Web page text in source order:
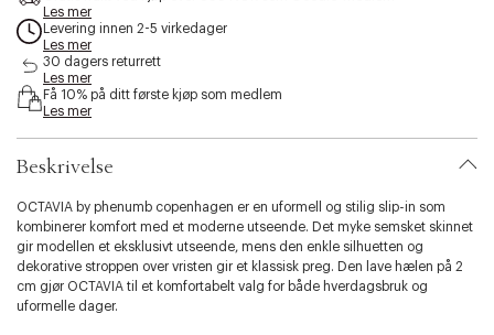
.
v
a
i
t
i
o
.
s
e
l
e
c
n
å
g
å
g
g
n
Les mer
Levering innen 2-5 virkedager
Les mer
30 dagers returrett
Les mer
Få 10% på ditt første kjøp som medlem
Les mer
Beskrivelse
OCTAVIA by phenumb copenhagen er en uformell og stilig slip-in som
kombinerer komfort med et moderne utseende. Det myke semsket skinnet
gir modellen et eksklusivt utseende, mens den enkle silhuetten og
dekorative stroppen over vristen gir et klassisk preg. Den lave hælen på 2
cm gjør OCTAVIA til et komfortabelt valg for både hverdagsbruk og
uformelle dager.